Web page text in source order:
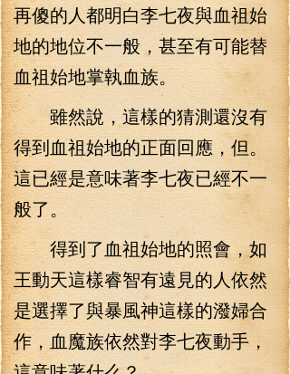
再傻的人都明白李七夜與血祖始
地的地位不一般，甚至有可能替
血祖始地掌執血族。
雖然說，這樣的猜測還沒有
得到血祖始地的正面回應，但。
這已經是意味著李七夜已經不一
般了。
得到了血祖始地的照會，如
王動天這樣睿智有遠見的人依然
是選擇了與暴風神這樣的潑婦合
作，血魔族依然對李七夜動手，